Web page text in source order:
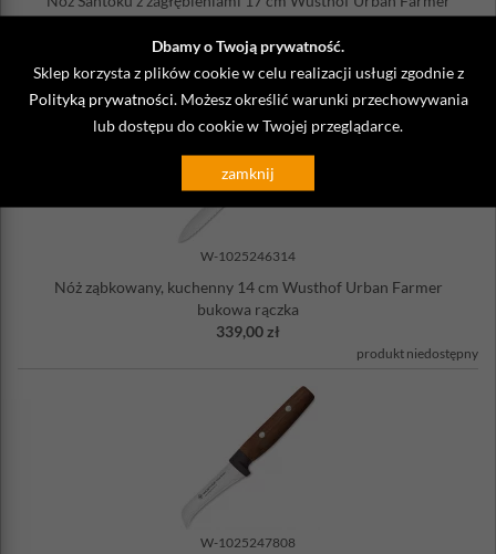
Dbamy o Twoją prywatność.
Sklep korzysta z plików cookie w celu realizacji usługi zgodnie z
Polityką prywatności . Możesz określić warunki przechowywania
lub dostępu do cookie w Twojej przeglądarce.
zamknij
bukowa rączka
469,00 zł
produkt niedostępny
W-1025246314
Nóż ząbkowany, kuchenny 14 cm Wusthof Urban Farmer
bukowa rączka
339,00 zł
produkt niedostępny
W-1025247808